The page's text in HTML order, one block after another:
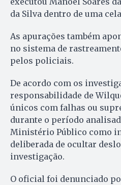
da Silva dentro de uma
As apurações também
no sistema de
pelos policiais.
De acordo com os
responsabilidade de
únicos com falhas ou
durante o período
Ministério Público como
deliberada de ocultar
investigação.
O oficial foi denunciado